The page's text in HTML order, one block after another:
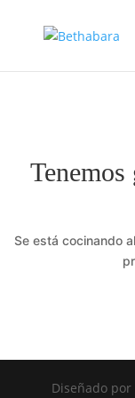
Se está cocinando
Diseñado por